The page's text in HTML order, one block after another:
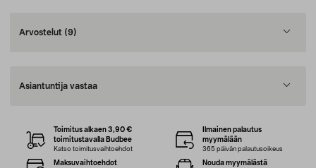
Arvostelut (9)
Asiantuntija vastaa
Toimitus alkaen 3,90 €
toimitustavalla Budbee
Katso toimitusvaihtoehdot
Ilmainen palautus
myymälään
365 päivän palautusoikeus
Maksuvaihtoehdot Nouda myymälästä